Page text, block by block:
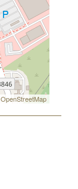
OpenStreetMap